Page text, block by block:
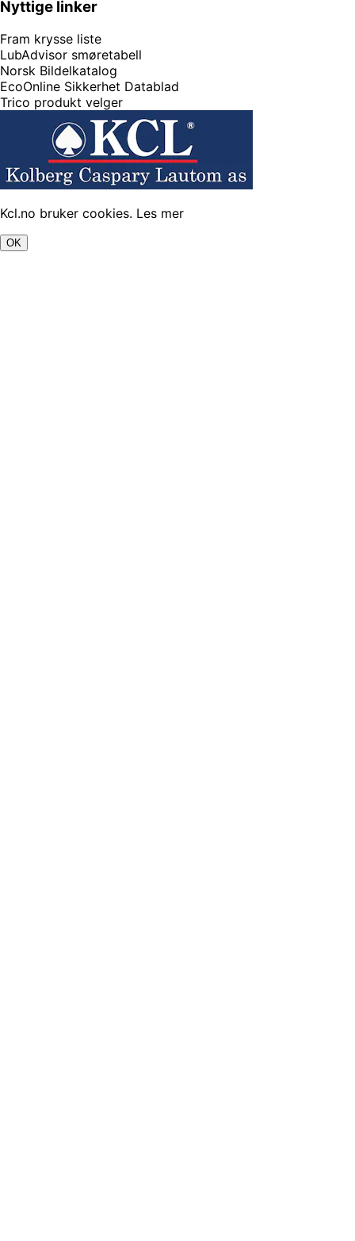
Nyttige linker
Fram krysse liste
LubAdvisor smøretabell
Norsk Bildelkatalog
EcoOnline Sikkerhet Datablad
Trico produkt velger
Kcl.no bruker cookies. Les mer
OK